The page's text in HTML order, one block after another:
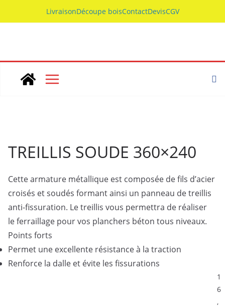
to
LivraisonDécoupe boisContactDevisCGV
TREILLIS SOUDE 360×240
Cette armature métallique est composée de fils d’acier
croisés et soudés formant ainsi un panneau de treillis
anti-fissuration. Le treillis vous permettra de réaliser
le ferraillage pour vos planchers béton tous niveaux.
Points forts
Permet une excellente résistance à la traction
Renforce la dalle et évite les fissurations
1
6
,